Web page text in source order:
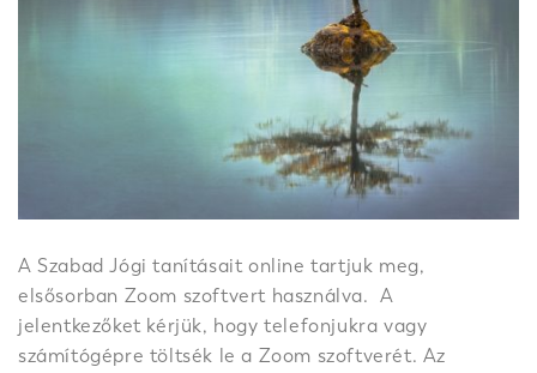
A Szabad Jógi tanításait online tartjuk meg,
elsősorban Zoom szoftvert használva. A
jelentkezőket kérjük, hogy telefonjukra vagy
számítógépre töltsék le a Zoom szoftverét. Az